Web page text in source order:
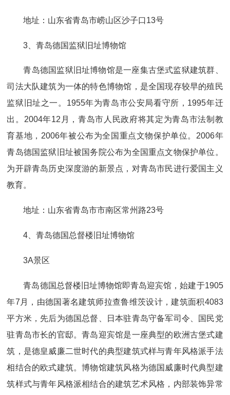
地址：山东省青岛市崂山区沙子口13号
3、青岛德国监狱旧址博物馆
青岛德国监狱旧址博物馆是一座集古堡式监狱建筑群、
司法大队建筑为一体的特色博物馆，是全国现存较早的殖民
监狱旧址之一。1955年为青岛市公安局看守所，1995年迁
出。2004年12月，青岛市人民政府将其定为青岛市法制教
育基地，2006年被公布为全国重点文物保护单位。2006年
青岛德国监狱旧址被国务院公布为全国重点文物保护单位。
为开辟青岛历史深度游的新景点，对青岛市民进行爱国主义
教育。
地址：山东省青岛市市南区常州路23号
4、青岛德国总督楼旧址博物馆
3A景区
青岛德国总督楼旧址博物馆即青岛迎宾馆，始建于1905
年7月，由德国著名建筑师拉查鲁维茨设计，建筑面积4083
平方米，先后为德国总督、日本驻青岛守备军司令、国民党
驻青岛市长的官邸。青岛迎宾馆是一座典型的欧洲古堡式建
筑，是德皇威廉二世时代的典型建筑式样与青年风格派手法
相结合的欧式建筑。博物馆建筑风格为德国威廉时代典型建
筑样式与青年风格派相结合的建筑艺术风格，内部装饰异常